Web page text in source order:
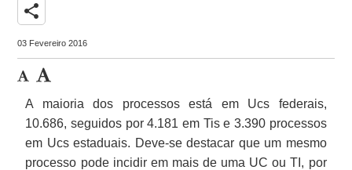
share
03 Fevereiro 2016
A maioria dos processos está em Ucs federais,
10.686, seguidos por 4.181 em Tis e 3.390 processos
em Ucs estaduais. Deve-se destacar que um mesmo
processo pode incidir em mais de uma UC ou TI, por